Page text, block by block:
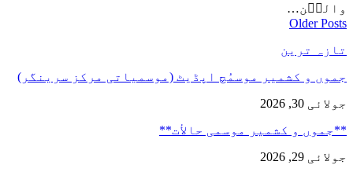
والٮ۪ن…
Older Posts
تازہ ترین
جموں و کشمیر موسمُچ اپڈیٹ (موسمیاتی مرکز سرینگر)
جولائی 30, 2026
**جموں و كشمیر موسمی حالأت**
جولائی 29, 2026